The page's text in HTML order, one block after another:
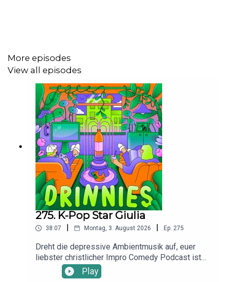
More episodes
View all episodes
275. K-Pop Star Giulia
38:07 Montag, 3. August 2026 Ep. 275
Dreht die depressive Ambientmusik auf, euer
liebster christlicher Impro Comedy Podcast ist
wieder da! Heute wird darüber gestritten, ob
Kappe tragen im Cabrio cheaten ist und ob Giulia
Play